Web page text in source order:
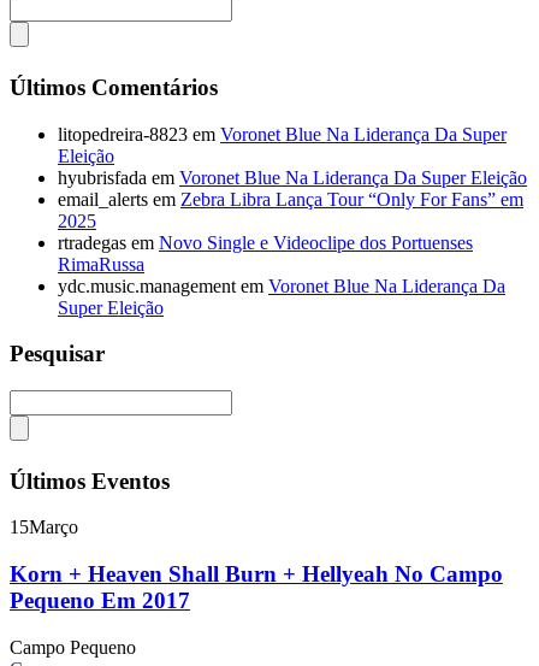
Últimos Comentários
litopedreira-8823 em Voronet Blue Na Liderança Da Super
Eleição
hyubrisfada em Voronet Blue Na Liderança Da Super Eleição
email_alerts em Zebra Libra Lança Tour “Only For Fans” em
2025
rtradegas em Novo Single e Videoclipe dos Portuenses
RimaRussa
ydc.music.management em Voronet Blue Na Liderança Da
Super Eleição
Pesquisar
Últimos Eventos
15Março
Korn + Heaven Shall Burn + Hellyeah No Campo
Pequeno Em 2017
Campo Pequeno